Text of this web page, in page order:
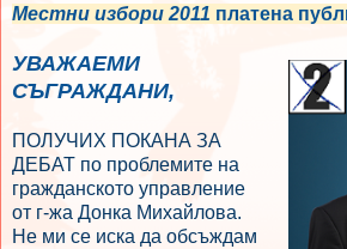
Местни избори 2011 платена
УВАЖАЕМИ
СЪГРАЖДАНИ,
ПОЛУЧИХ ПОКАНА ЗА
ДЕБАТ по проблемите на
гражданското управление
от г-жа Донка Михайлова.
Не ми се иска да обсъждам